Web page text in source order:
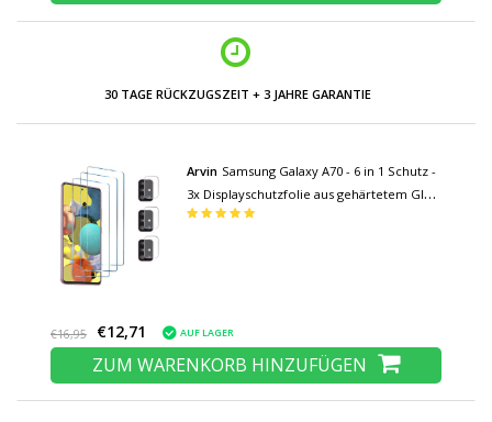
30 TAGE RÜCKZUGSZEIT + 3 JAHRE GARANTIE
Arvin Samsung Galaxy A70 - 6 in 1 Schutz -
3x Displayschutzfolie aus gehärtetem Glas
+ 3x Kameraschutz
€16,95 €12,71 AUF LAGER
ZUM WARENKORB HINZUFÜGEN